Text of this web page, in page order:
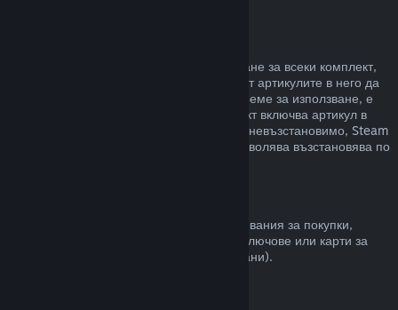
Можете да получите пълно възстановяване за всеки комплект,
закупен в Steam магазина. Стига никой от артикулите в него да
не е бил прехвърлен и ако общото им време за използване, е
по-малко от два часа. Ако даден комплект включва артикул в
игра или сваляемо съдържание, което е невъзстановимо, Steam
ще Ви уведоми дали целия комплект позволява възстановява по
Valve не може да предостави възстановявания за покупки,
направени извън Steam (например, CD ключове или карти за
Steam портфейла закупени от трети страни).